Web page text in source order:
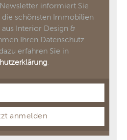
Newsletter informiert Sie
die schönsten Immobilien
aus Interior Design &
Ihren Datenschutz
erfahren Sie in
.
anmelden